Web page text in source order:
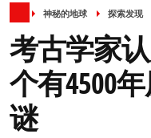
神秘的地球 探索发现
考古学家
个有4500
谜